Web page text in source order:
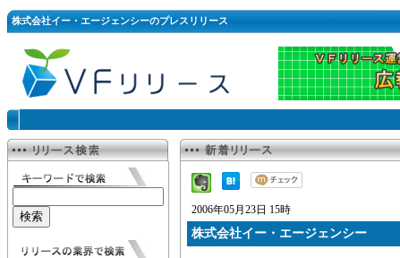
株式会社イー・エージェンシーのプレスリリース
2006年05月23日 15時
株式会社イー・エージェンシー